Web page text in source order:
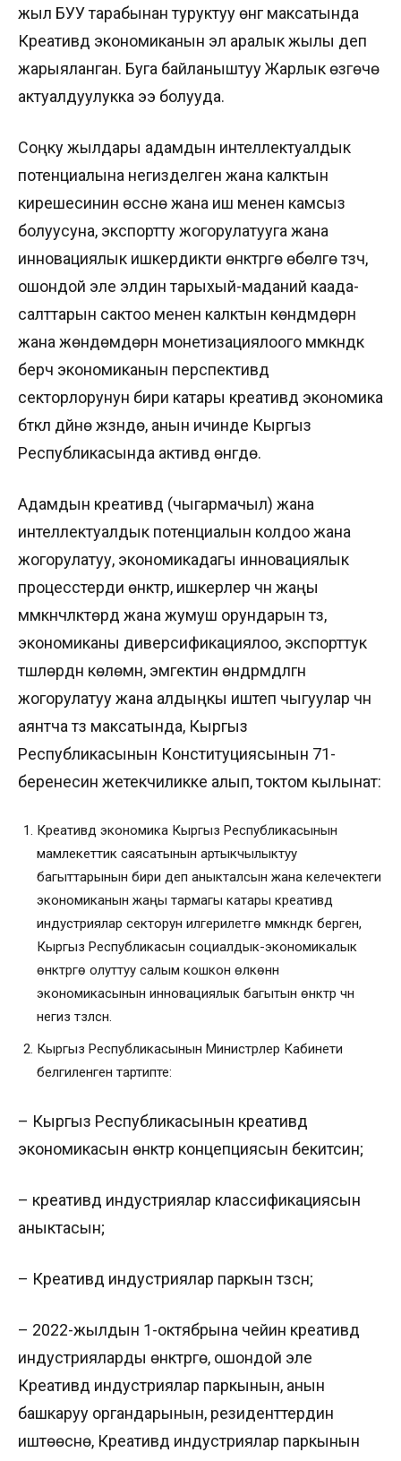
жыл БУУ тарабынан туруктуу өнүгүү максатында
Креативдүү экономиканын эл аралык жылы деп
жарыяланган. Буга байланыштуу Жарлык өзгөчө
актуалдуулукка ээ болууда.
Соңку жылдары адамдын интеллектуалдык
потенциалына негизделген жана калктын
кирешесинин өсүүсүнө жана иш менен камсыз
болуусуна, экспортту жогорулатууга жана
инновациялык ишкердикти өнүктүрүүгө өбөлгө түзүүчү,
ошондой эле элдин тарыхый-маданий каада-
салттарын сактоо менен калктын көндүмдөрүн
жана жөндөмдөрүн монетизациялоого мүмкүндүк
берүүчү экономиканын перспективдүү
секторлорунун бири катары креативдүү экономика
бүткүл дүйнө жүзүндө, анын ичинде Кыргыз
Республикасында активдүү өнүгүүдө.
Адамдын креативдүү (чыгармачыл) жана
интеллектуалдык потенциалын колдоо жана
жогорулатуу, экономикадагы инновациялык
процесстерди өнүктүрүү, ишкерлер үчүн жаңы
мүмкүнчүлүктөрдү жана жумуш орундарын түзүү,
экономиканы диверсификациялоо, экспорттук
түшүүлөрдүн көлөмүн, эмгектин өндүрүмдүүлүгүн
жогорулатуу жана алдыңкы иштеп чыгуулар үчүн
аянтча түзүү максатында, Кыргыз
Республикасынын Конституциясынын 71-
беренесин жетекчиликке алып, токтом кылынат:
Креативдүү экономика Кыргыз Республикасынын
мамлекеттик саясатынын артыкчылыктуу
багыттарынын бири деп аныкталсын жана келечектеги
экономиканын жаңы тармагы катары креативдүү
индустриялар секторун илгерилетүүгө мүмкүндүк берген,
Кыргыз Республикасын социалдык-экономикалык
өнүктүрүүгө олуттуу салым кошкон өлкөнүн
экономикасынын инновациялык багытын өнүктүрүү үчүн
негиз түзүлсүн.
Кыргыз Республикасынын Министрлер Кабинети
белгиленген тартипте:
– Кыргыз Республикасынын креативдүү
экономикасын өнүктүрүү концепциясын бекитсин;
– креативдүү индустриялар классификациясын
аныктасын;
– Креативдүү индустриялар паркын түзсүн;
– 2022-жылдын 1-октябрына чейин креативдүү
индустрияларды өнүктүрүүгө, ошондой эле
Креативдүү индустриялар паркынын, анын
башкаруу органдарынын, резиденттердин
иштөөсүнө, Креативдүү индустриялар паркынын